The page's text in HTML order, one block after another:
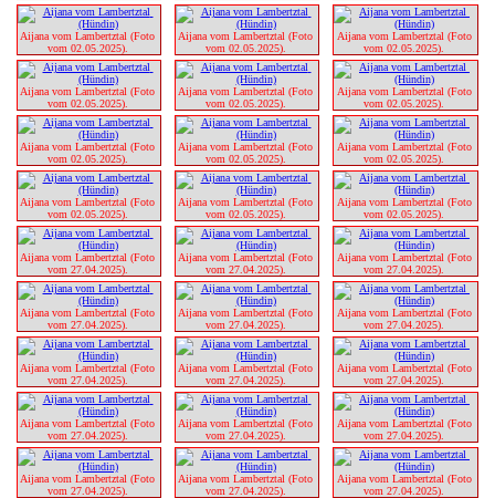
Aijana vom Lambertztal (Foto
vom 02.05.2025).
Aijana vom Lambertztal (Foto
vom 02.05.2025).
Aijana vom Lambertztal (Foto
vom 02.05.2025).
Aijana vom Lambertztal (Foto
vom 02.05.2025).
Aijana vom Lambertztal (Foto
vom 02.05.2025).
Aijana vom Lambertztal (Foto
vom 02.05.2025).
Aijana vom Lambertztal (Foto
vom 02.05.2025).
Aijana vom Lambertztal (Foto
vom 02.05.2025).
Aijana vom Lambertztal (Foto
vom 02.05.2025).
Aijana vom Lambertztal (Foto
vom 02.05.2025).
Aijana vom Lambertztal (Foto
vom 02.05.2025).
Aijana vom Lambertztal (Foto
vom 02.05.2025).
Aijana vom Lambertztal (Foto
vom 27.04.2025).
Aijana vom Lambertztal (Foto
vom 27.04.2025).
Aijana vom Lambertztal (Foto
vom 27.04.2025).
Aijana vom Lambertztal (Foto
vom 27.04.2025).
Aijana vom Lambertztal (Foto
vom 27.04.2025).
Aijana vom Lambertztal (Foto
vom 27.04.2025).
Aijana vom Lambertztal (Foto
vom 27.04.2025).
Aijana vom Lambertztal (Foto
vom 27.04.2025).
Aijana vom Lambertztal (Foto
vom 27.04.2025).
Aijana vom Lambertztal (Foto
vom 27.04.2025).
Aijana vom Lambertztal (Foto
vom 27.04.2025).
Aijana vom Lambertztal (Foto
vom 27.04.2025).
Aijana vom Lambertztal (Foto
vom 27.04.2025).
Aijana vom Lambertztal (Foto
vom 27.04.2025).
Aijana vom Lambertztal (Foto
vom 27.04.2025).